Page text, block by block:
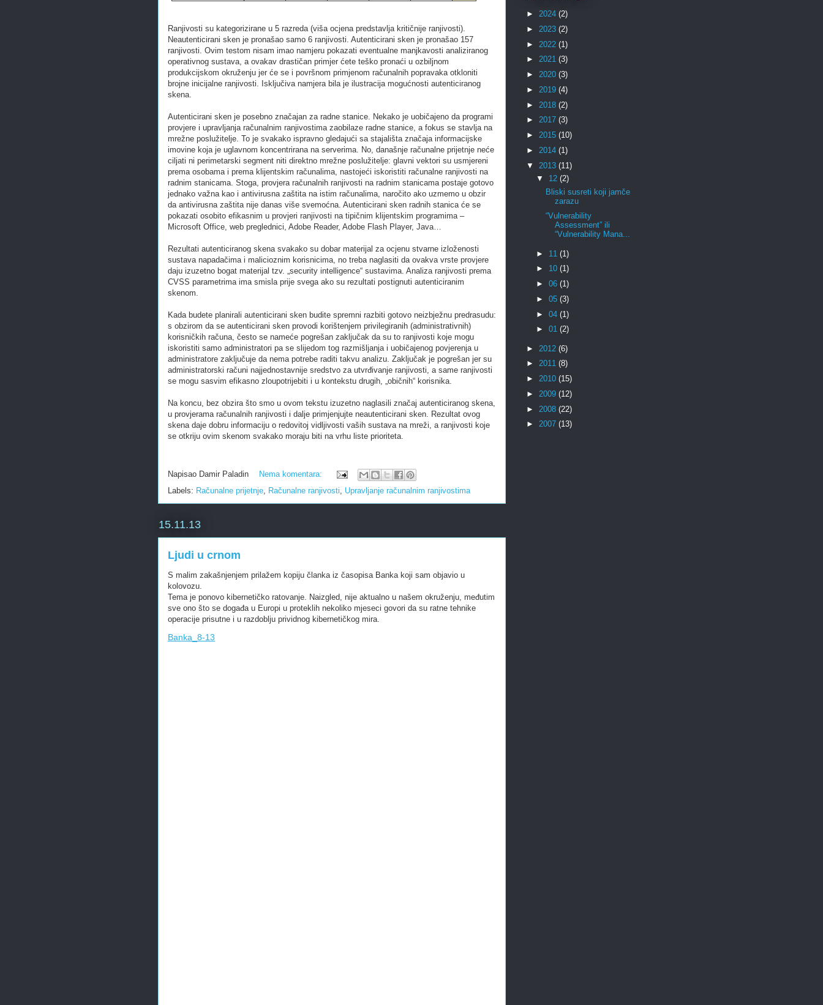
Ranjivosti su kategorizirane u 5 razreda (viša ocjena predstavlja kritičnije ranjivosti).
Neautenticirani sken je pronašao samo 6 ranjivosti. Autenticirani sken je pronašao 157
ranjivosti. Ovim testom nisam imao namjeru pokazati eventualne manjkavosti analiziranog
operativnog sustava, a ovakav drastičan primjer ćete teško pronaći u ozbiljnom
produkcijskom okruženju jer će se i površnom primjenom računalnih popravaka otkloniti
brojne inicijalne ranjivosti. Isključiva namjera bila je ilustracija mogućnosti autenticiranog
skena.
Autenticirani sken je posebno značajan za radne stanice. Nekako je uobičajeno da programi
provjere i upravljanja računalnim ranjivostima zaobilaze radne stanice, a fokus se stavlja na
mrežne poslužitelje. To je svakako ispravno gledajući sa stajališta značaja informacijske
imovine koja je uglavnom koncentrirana na serverima. No, današnje računalne prijetnje neće
ciljati ni perimetarski segment niti direktno mrežne poslužitelje: glavni vektori su usmjereni
prema osobama i prema klijentskim računalima, nastojeći iskoristiti računalne ranjivosti na
radnim stanicama. Stoga, provjera računalnih ranjivosti na radnim stanicama postaje gotovo
jednako važna kao i antivirusna zaštita na istim računalima, naročito ako uzmemo u obzir
da antivirusna zaštita nije danas više svemoćna. Autenticirani sken radnih stanica će se
pokazati osobito efikasnim u provjeri ranjivosti na tipičnim klijentskim programima –
Microsoft Office, web preglednici, Adobe Reader, Adobe Flash Player, Java…
Rezultati autenticiranog skena svakako su dobar materijal za ocjenu stvarne izloženosti
sustava napadačima i malicioznim korisnicima, no treba naglasiti da ovakva vrste provjere
daju izuzetno bogat materijal tzv. „security intelligence“ sustavima. Analiza ranjivosti prema
CVSS parametrima ima smisla prije svega ako su rezultati postignuti autenticiranim
skenom.
Kada budete planirali autenticirani sken budite spremni razbiti gotovo neizbježnu predrasudu:
s obzirom da se autenticirani sken provodi korištenjem privilegiranih (administrativnih)
korisničkih računa, često se nameće pogrešan zaključak da su to ranjivosti koje mogu
iskoristiti samo administratori pa se slijedom tog razmišljanja i uobičajenog povjerenja u
administratore zaključuje da nema potrebe raditi takvu analizu. Zaključak je pogrešan jer su
administratorski računi najjednostavnije sredstvo za utvrđivanje ranjivosti, a same ranjivosti
se mogu sasvim efikasno zloupotrijebiti i u kontekstu drugih, „običnih“ korisnika.
Na koncu, bez obzira što smo u ovom tekstu izuzetno naglasili značaj autenticiranog skena,
u provjerama računalnih ranjivosti i dalje primjenjujte neautenticirani sken. Rezultat ovog
skena daje dobru informaciju o redovitoj vidljivosti vaših sustava na mreži, a ranjivosti koje
se otkriju ovim skenom svakako moraju biti na vrhu liste prioriteta.
Napisao Damir Paladin
Nema komentara:
Labels: Računalne prijetnje, Računalne ranjivosti, Upravljanje računalnim ranjivostima
15.11.13
Ljudi u crnom
S malim zakašnjenjem prilažem kopiju članka iz časopisa Banka koji sam objavio u
kolovozu.
Tema je ponovo kibernetičko ratovanje. Naizgled, nije aktualno u našem okruženju, međutim
sve ono što se događa u Europi u proteklih nekoliko mjeseci govori da su ratne tehnike
operacije prisutne i u razdoblju prividnog kibernetičkog mira.
Banka_8-13
► 2024 (2)
► 2023 (2)
► 2022 (1)
► 2021 (3)
► 2020 (3)
► 2019 (4)
► 2018 (2)
► 2017 (3)
► 2015 (10)
► 2014 (1)
▼ 2013 (11)
▼ 12 (2)
Bliski susreti koji jamče
zarazu
“Vulnerability
Assessment” ili
“Vulnerability Mana...
► 11 (1)
► 10 (1)
► 06 (1)
► 05 (3)
► 04 (1)
► 01 (2)
► 2012 (6)
► 2011 (8)
► 2010 (15)
► 2009 (12)
► 2008 (22)
► 2007 (13)